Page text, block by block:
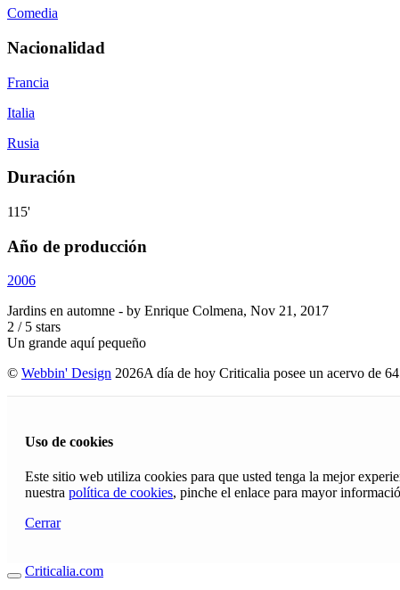
Comedia
Nacionalidad
Francia
Italia
Rusia
Duración
115'
Año de producción
2006
Jardins en automne - by Enrique Colmena, Nov 21, 2017
2 / 5 stars
Un grande aquí pequeño
© Webbin' Design 2026A día de hoy Criticalia posee un acervo de
Uso de cookies
Este sitio web utiliza cookies para que usted tenga la mejor
nuestra política de cookies, pinche el enlace para mayor
Cerrar
Criticalia.com